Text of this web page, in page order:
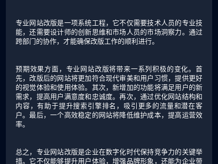
专业网站改版是一项系统工程，它不仅需要技术人员的专业技
能，还需要设计师的创新思维和市场人员的市场洞察力。通过
跨部门的协作，才能确保改版工作的顺利进行。
预期效果方面，专业网站改版将带来一系列积极的变化。首
先，改版后的网站将更加符合现代审美和用户习惯，提供更好
的视觉体验和使用体验。其次，新增加的功能将满足用户的新
需求，提高用户满意度和忠诚度。再次，通过优化网站结构和
内容，有助于提升搜索引擎排名，吸引更多的流量和潜在客
户。最后，一个高效稳定的网站将降低维护成本，提高运营效
率。
总之，专业网站改版是企业在数字化时代保持竞争力的关键举
措。它不仅能够提升用户体验，增强品牌形象，还能为企业带